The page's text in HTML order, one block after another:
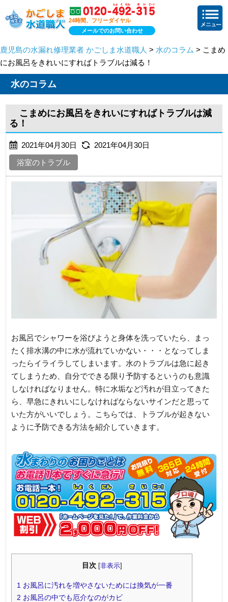
24時間、フリーダイヤル
メールでのお問い合わせ
鹿児島の水漏れ修理業者 かごしま水道職人 > 水のコラム > こまめ
にお風呂をきれいにすればトラブルは減る！
水のコラム
こまめにお風呂をきれいにすればトラブルは減
る！
2021年04月30日
2021年04月30日
浴室のトラブル
お風呂でシャワーを浴びようと身体を洗っていたら、まっ
たく排水溝の中に水が流れていかない・・・となってしま
ったらイライラしてしまいます。水のトラブルは急に起き
てしまうため、自分でできる限り予防するというのも意識
しなければなりません。特に水垢など汚れが目立ってきた
ら、早急にきれいにしなければならないサインだと思って
いた方がいいでしょう。こちらでは、トラブルが起きない
ように予防できる方法を紹介していきます。
目次 [非表示]
1 お風呂に汚れを増やさないためには換気が一番
2 お風呂の中でも厄介なのがカビ